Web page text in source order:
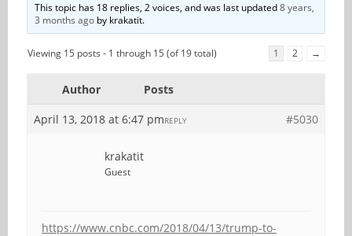
O Nezvědavci
Kontakt
This topic has 18 replies, 2 voices, and was last updated8 years,
3 months ago by krakatit.
Viewing 15 posts - 1 through 15 (of 19 total) 1 2 →
Author
Posts
April 13, 2018 at 6:47 pm
#5030
REPLY
krakatit
Guest
https://www.cnbc.com/2018/04/13/trump-to-